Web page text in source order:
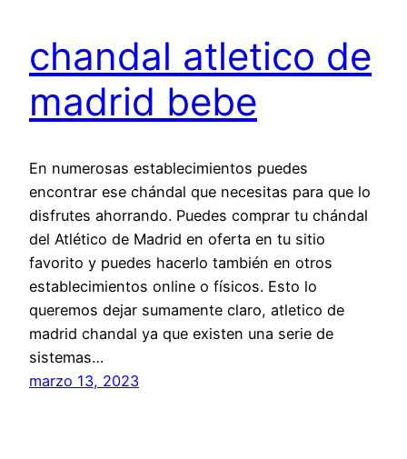
chandal atletico de
madrid bebe
En numerosas establecimientos puedes
encontrar ese chándal que necesitas para que lo
disfrutes ahorrando. Puedes comprar tu chándal
del Atlético de Madrid en oferta en tu sitio
favorito y puedes hacerlo también en otros
establecimientos online o físicos. Esto lo
queremos dejar sumamente claro, atletico de
madrid chandal ya que existen una serie de
sistemas…
marzo 13, 2023